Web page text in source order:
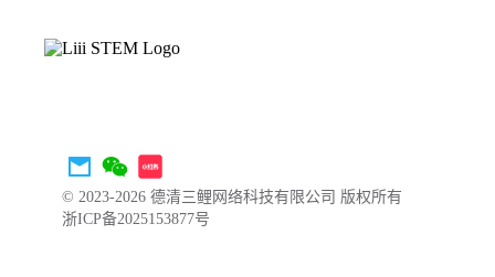
© 2023-2026 德清三鲤网络科技有限公司 版权所有
浙ICP备2025153877号